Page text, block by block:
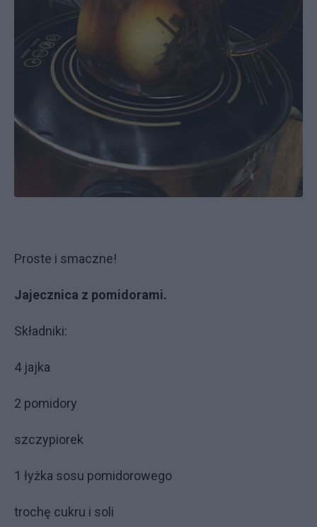
Proste i smaczne!
Jajecznica z pomidorami.
Składniki:
4 jajka
2 pomidory
szczypiorek
1 łyżka sosu pomidorowego
trochę cukru i soli